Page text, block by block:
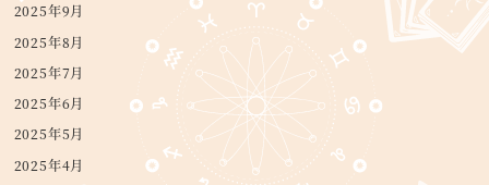
2025年9月
2025年8月
2025年7月
2025年6月
2025年5月
2025年4月